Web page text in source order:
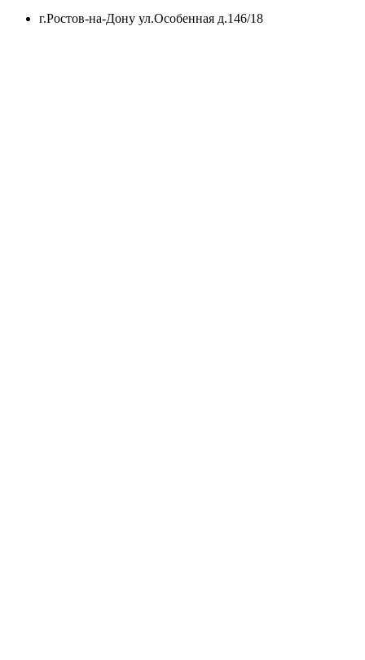
г.Ростов-на-Дону ул.Особенная д.146/18